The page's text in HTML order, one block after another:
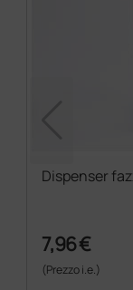
Dispenser
7,96 €
(Prezzo i.e.)